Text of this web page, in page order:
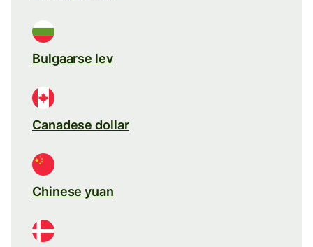
Bulgaarse lev
Canadese dollar
Chinese yuan